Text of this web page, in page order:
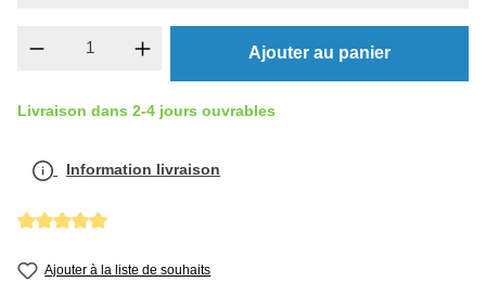
Quantité de produit : Entrez la quantité
Ajouter au panier
Livraison dans 2-4 jours ouvrables
Information livraison
Ajouter à la liste de souhaits